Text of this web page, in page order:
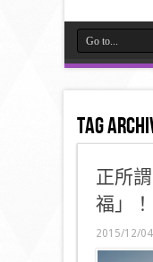
Tag
正所
福」！
2015/12/04